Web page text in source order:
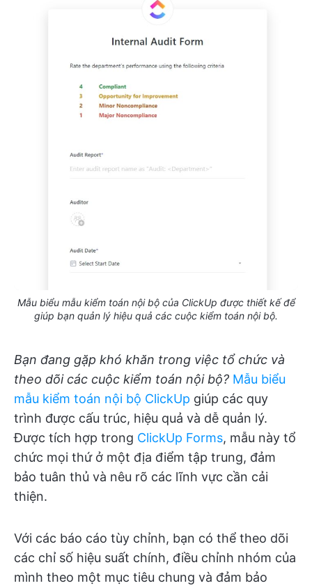
Mẫu biểu mẫu kiểm toán nội bộ của ClickUp được thiết kế để
giúp bạn quản lý hiệu quả các cuộc kiểm toán nội bộ.
Bạn đang gặp khó khăn trong việc tổ chức và
theo dõi các cuộc kiểm toán nội bộ? Mẫu biểu
mẫu kiểm toán nội bộ ClickUp giúp các quy
trình được cấu trúc, hiệu quả và dễ quản lý.
Được tích hợp trong ClickUp Forms, mẫu này tổ
chức mọi thứ ở một địa điểm tập trung, đảm
bảo tuân thủ và nêu rõ các lĩnh vực cần cải
thiện.
Với các báo cáo tùy chỉnh, bạn có thể theo dõi
các chỉ số hiệu suất chính, điều chỉnh nhóm của
mình theo một mục tiêu chung và đảm bảo